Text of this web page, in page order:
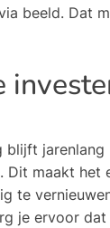
beeld. Dat
jarenlang
maakt het
te
je ervoor